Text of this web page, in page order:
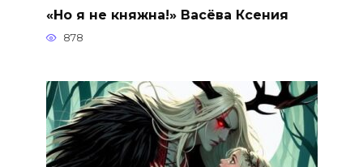
«Но я не княжна!» Васёва Ксения
878